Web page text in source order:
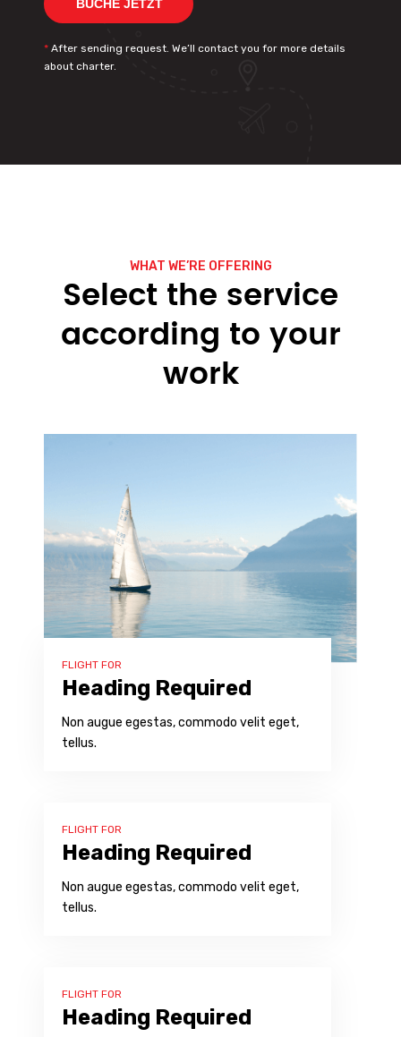
*After sending request. We’ll contact you for more details
about charter.
WHAT WE’RE OFFERING
Select the service
according to your
work
FLIGHT FOR
Heading Required
Non augue egestas, commodo velit eget,
tellus.
FLIGHT FOR
Heading Required
Non augue egestas, commodo velit eget,
tellus.
FLIGHT FOR
Heading Required